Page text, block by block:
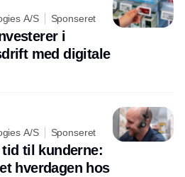
A/S Sponseret
i
med digitale
A/S Sponseret
til kunderne:
hverdagen hos